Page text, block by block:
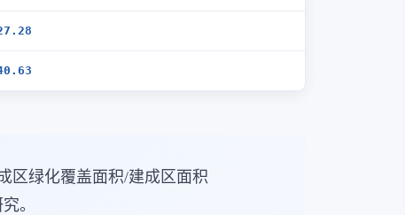
区绿化覆盖面积/建成区面积
。